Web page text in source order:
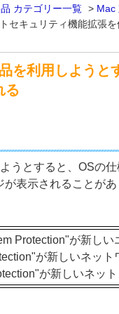
カテゴリー一覧 > Mac
セキュリティ機能拡張
を利用しよう
る
うとすると、OSの
表示されることがあ
Protection"が新し
が新しいネッ
が新しいネッ